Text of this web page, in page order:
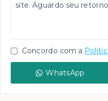
Concordo com a
WhatsApp